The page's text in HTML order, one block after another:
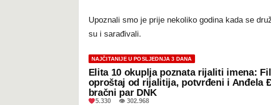
Upoznali smo je prije nekoliko godina kada se
su i sarađivali.
NAJČITANIJE U POSLJEDNJA 3 DANA
Elita 10 okuplja poznata rijaliti imena:
oproštaj od rijalitija, potvrđeni i Anđela
bračni par DNK
5.330 👁 302.968